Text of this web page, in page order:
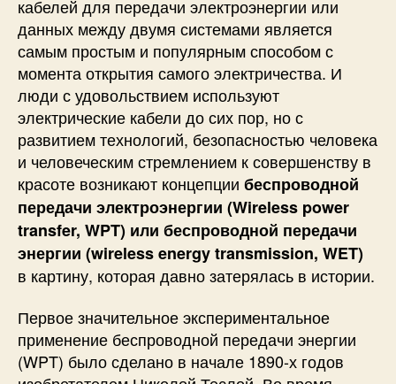
е
д
а
ч
и
э
н
е
р
г
и
и
и
п
р
и
ц
и
кабелей для передачи электроэнергии или
данных между двумя системами является
самым простым и популярным способом с
момента открытия самого электричества. И
люди с удовольствием используют
электрические кабели до сих пор, но с
развитием технологий, безопасностью человека
и человеческим стремлением к совершенству в
красоте возникают концепции беспроводной
передачи электроэнергии (Wireless power
transfer, WPT) или беспроводной передачи
энергии (wireless energy transmission, WET)
в картину, которая давно затерялась в истории.
Первое значительное экспериментальное
применение беспроводной передачи энергии
(WPT) было сделано в начале 1890-х годов